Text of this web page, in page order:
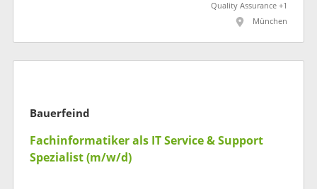
Quality Assurance +1
München
Bauerfeind
Fachinformatiker als IT Service & Support
Spezialist (m/w/d)